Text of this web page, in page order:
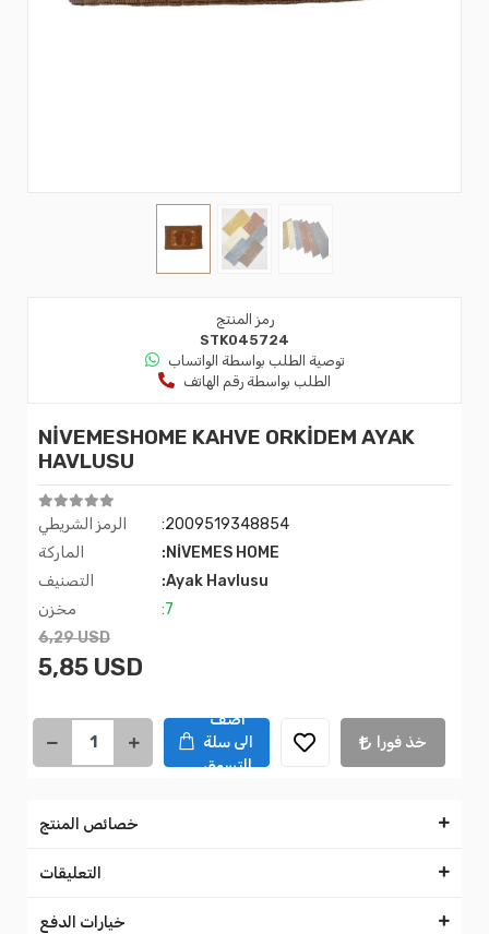
رمز المنتج
STK045724
توصية الطلب بواسطة الواتساب
الطلب بواسطة رقم الهاتف
NİVEMESHOME KAHVE ORKİDEM AYAK
HAVLUSU
الرمز الشريطي
:2009519348854
الماركة
:NİVEMES HOME
التصنيف
:Ayak Havlusu
مخزن
:7
6,29 USD
5,85 USD
اضف
الى سلة
التسوق
خذ فورا
خصائص المنتج
التعليقات
خيارات الدفع